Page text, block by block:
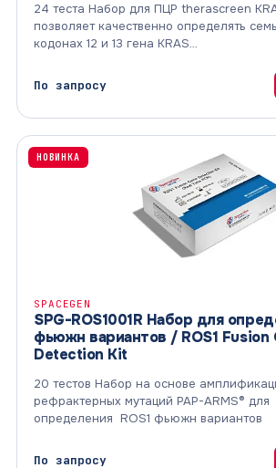
24 теста Набор для ПЦР therascreen
позволяет качественно определять
кодонах 12 и 13 гена KRAS…
По запросу
НОВИНКА
SPACEGEN
SPG-ROS1001R Набор для
фьюжн вариантов / ROS1 Fusion
Detection Kit
20 тестов Набор на основе
рефрактерных мутаций PAP-ARMS® для
определения ROS1 фьюжн вариантов
По запросу